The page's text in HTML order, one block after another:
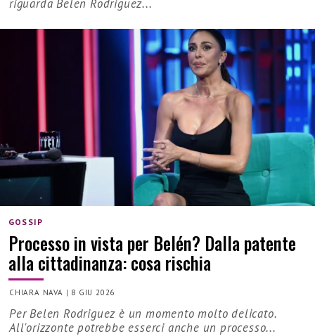
riguarda Belen Rodriguez...
GOSSIP
Processo in vista per Belén? Dalla patente
alla cittadinanza: cosa rischia
CHIARA NAVA | 8 GIU 2026
Per Belen Rodriguez è un momento molto delicato.
All'orizzonte potrebbe esserci anche un processo...